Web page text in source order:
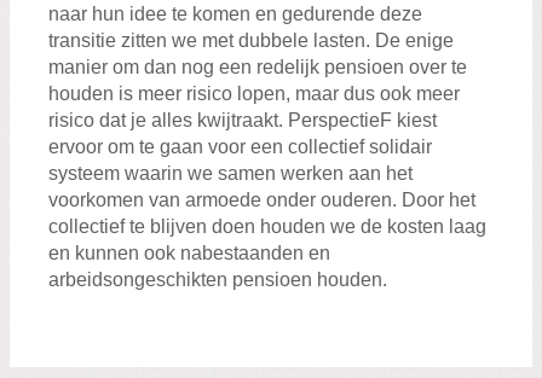
naar hun idee te komen en gedurende deze
transitie zitten we met dubbele lasten. De enige
manier om dan nog een redelijk pensioen over te
houden is meer risico lopen, maar dus ook meer
risico dat je alles kwijtraakt. PerspectieF kiest
ervoor om te gaan voor een collectief solidair
systeem waarin we samen werken aan het
voorkomen van armoede onder ouderen. Door het
collectief te blijven doen houden we de kosten laag
en kunnen ook nabestaanden en
arbeidsongeschikten pensioen houden.